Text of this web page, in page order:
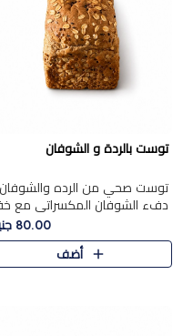
توست بالردة و الشوفان
توست صحي من الرده
دفء الشوفان المكسراتي مع
80.00 جنيه
أضف